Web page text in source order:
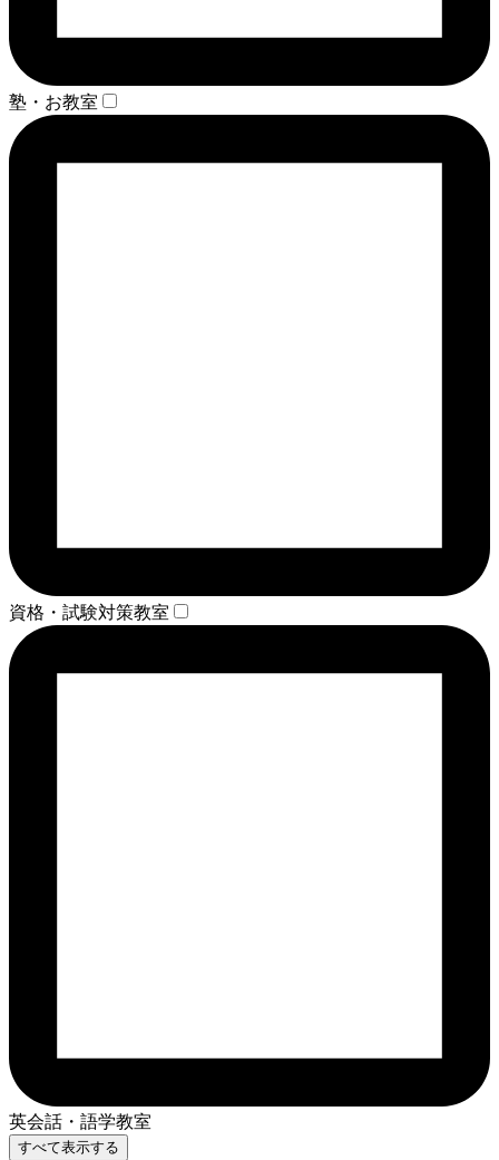
塾・お教室
資格・試験対策教室
英会話・語学教室
すべて表示する